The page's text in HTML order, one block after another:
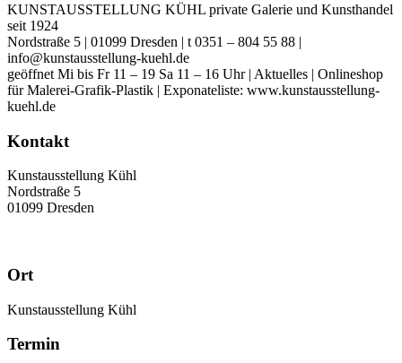
KUNSTAUSSTELLUNG KÜHL private Galerie und Kunsthandel
seit 1924
Nordstraße 5 | 01099 Dresden | t 0351 – 804 55 88 |
info@kunstausstellung-kuehl.de
geöffnet Mi bis Fr 11 – 19 Sa 11 – 16 Uhr | Aktuelles | Onlineshop
für Malerei-Grafik-Plastik | Exponateliste: www.kunstausstellung-
kuehl.de
Kontakt
Kunstausstellung Kühl
Nordstraße 5
01099 Dresden
Ort
Kunstausstellung Kühl
Termin